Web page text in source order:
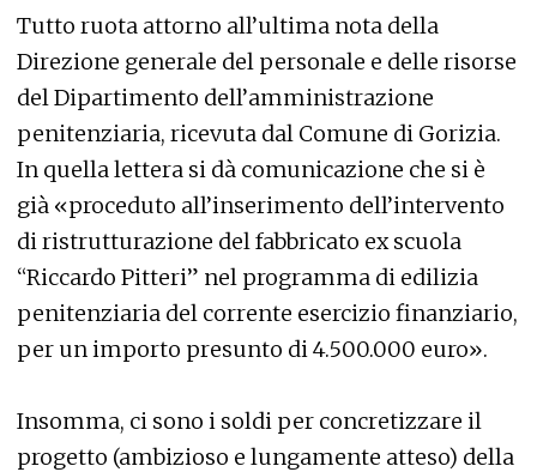
Tutto ruota attorno all’ultima nota della
Direzione generale del personale e delle risorse
del Dipartimento dell’amministrazione
penitenziaria, ricevuta dal Comune di Gorizia.
In quella lettera si dà comunicazione che si è
già «proceduto all’inserimento dell’intervento
di ristrutturazione del fabbricato ex scuola
“Riccardo Pitteri” nel programma di edilizia
penitenziaria del corrente esercizio finanziario,
per un importo presunto di 4.500.000 euro».
Insomma, ci sono i soldi per concretizzare il
progetto (ambizioso e lungamente atteso) della